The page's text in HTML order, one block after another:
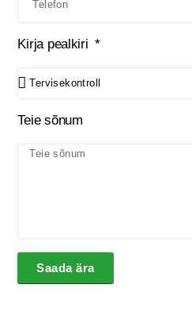
Kirja pealkiri
Teie sõnum
Saada ära